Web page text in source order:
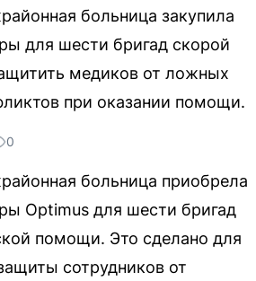
больница закупила
для шести бригад скорой
медиков от ложных
при оказании помощи.
0
больница приобрела
Optimus для шести бригад
помощи. Это сделано для
сотрудников от